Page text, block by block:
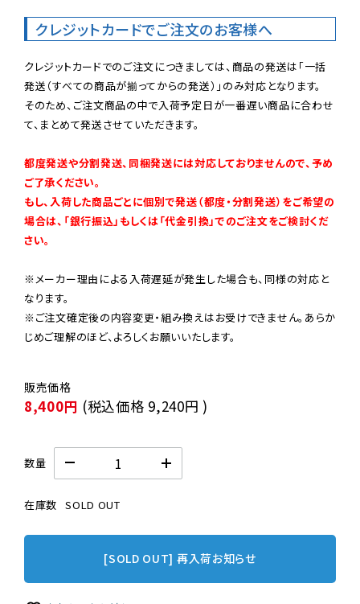
クレジットカードでご注文のお客様へ
クレジットカードでのご注文につきましては、商品の発送は「一括
発送（すべての商品が揃ってからの発送）」のみ対応となります。
そのため、ご注文商品の中で入荷予定日が一番遅い商品に合わせ
て、まとめて発送させていただきます。
都度発送や分割発送、同梱発送には対応しておりませんので、予め
ご了承ください。
もし、入荷した商品ごとに個別で発送（都度・分割発送）をご希望の
場合は、「銀行振込」もしくは「代金引換」でのご注文をご検討くだ
さい。
※メーカー理由による入荷遅延が発生した場合も、同様の対応と
なります。
※ご注文確定後の内容変更・組み換えはお受けできません。あらか
じめご理解のほど、よろしくお願いいたします。
8,400円 (税込価格 9,240円 )
数量
在庫数 SOLD OUT
[SOLD OUT] 再入荷お知らせ